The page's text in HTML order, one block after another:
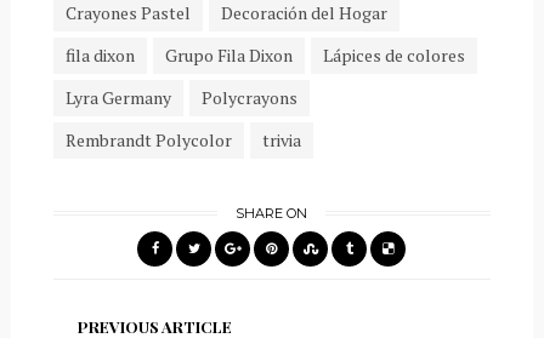
Crayones Pastel
Decoración del Hogar
fila dixon
Grupo Fila Dixon
Lápices de colores
Lyra Germany
Polycrayons
Rembrandt Polycolor
trivia
SHARE ON
PREVIOUS ARTICLE